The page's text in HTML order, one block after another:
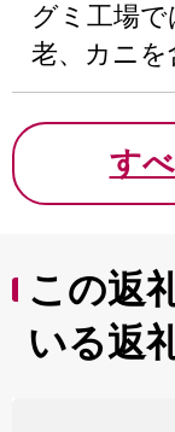
グミ工場
老、カニを
す
この返
いる返